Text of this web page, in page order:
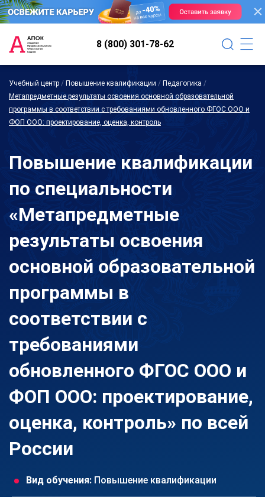
8 (800) 301-78-62
Учебный центр / Повышение квалификации / Педагогика /
Метапредметные результаты освоения основной образовательной
программы в соответствии с требованиями обновленного ФГОС ООО и
ФОП ООО: проектирование, оценка, контроль
Повышение квалификации
по специальности
«Метапредметные
результаты освоения
основной образовательной
программы в
соответствии с
требованиями
обновленного ФГОС ООО и
ФОП ООО: проектирование,
оценка, контроль» по всей
России
Вид обучения: Повышение квалификации